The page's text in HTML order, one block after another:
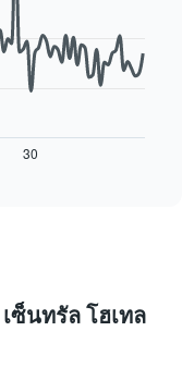
30
ซ็นทรัล โฮเทล